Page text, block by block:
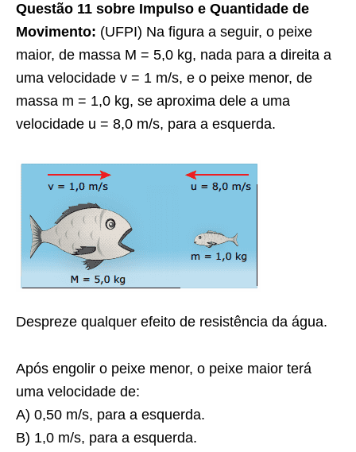
Questão 11 sobre Impulso e Quantidade de
Movimento: (UFPI) Na figura a seguir, o peixe
maior, de massa M = 5,0 kg, nada para a direita a
uma velocidade v = 1 m/s, e o peixe menor, de
massa m = 1,0 kg, se aproxima dele a uma
velocidade u = 8,0 m/s, para a esquerda.
Despreze qualquer efeito de resistência da água.
Após engolir o peixe menor, o peixe maior terá
uma velocidade de:
A) 0,50 m/s, para a esquerda.
B) 1,0 m/s, para a esquerda.